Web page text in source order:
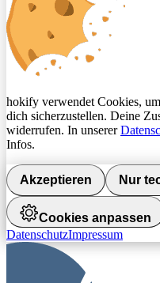
hokify verwendet Cookies,
dich sicherzustellen. Deine
widerrufen. In unserer
Infos.
Akzeptieren Nur
Cookies anpassen
DatenschutzImpressum